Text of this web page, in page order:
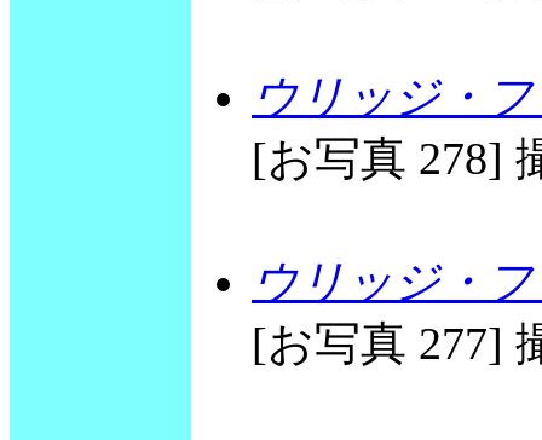
ウリッジ・
[お写真 278]
ウリッジ・
[お写真 277]